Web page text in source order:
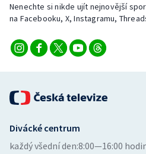
Nenechte si nikde ujít nejnovější
na Facebooku, X, Instagramu,
Divácké centrum
každý všední den:8:00—16:00